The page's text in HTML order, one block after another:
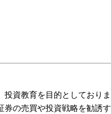
資教育を目的としておりま
券の売買や投資戦略を勧誘す